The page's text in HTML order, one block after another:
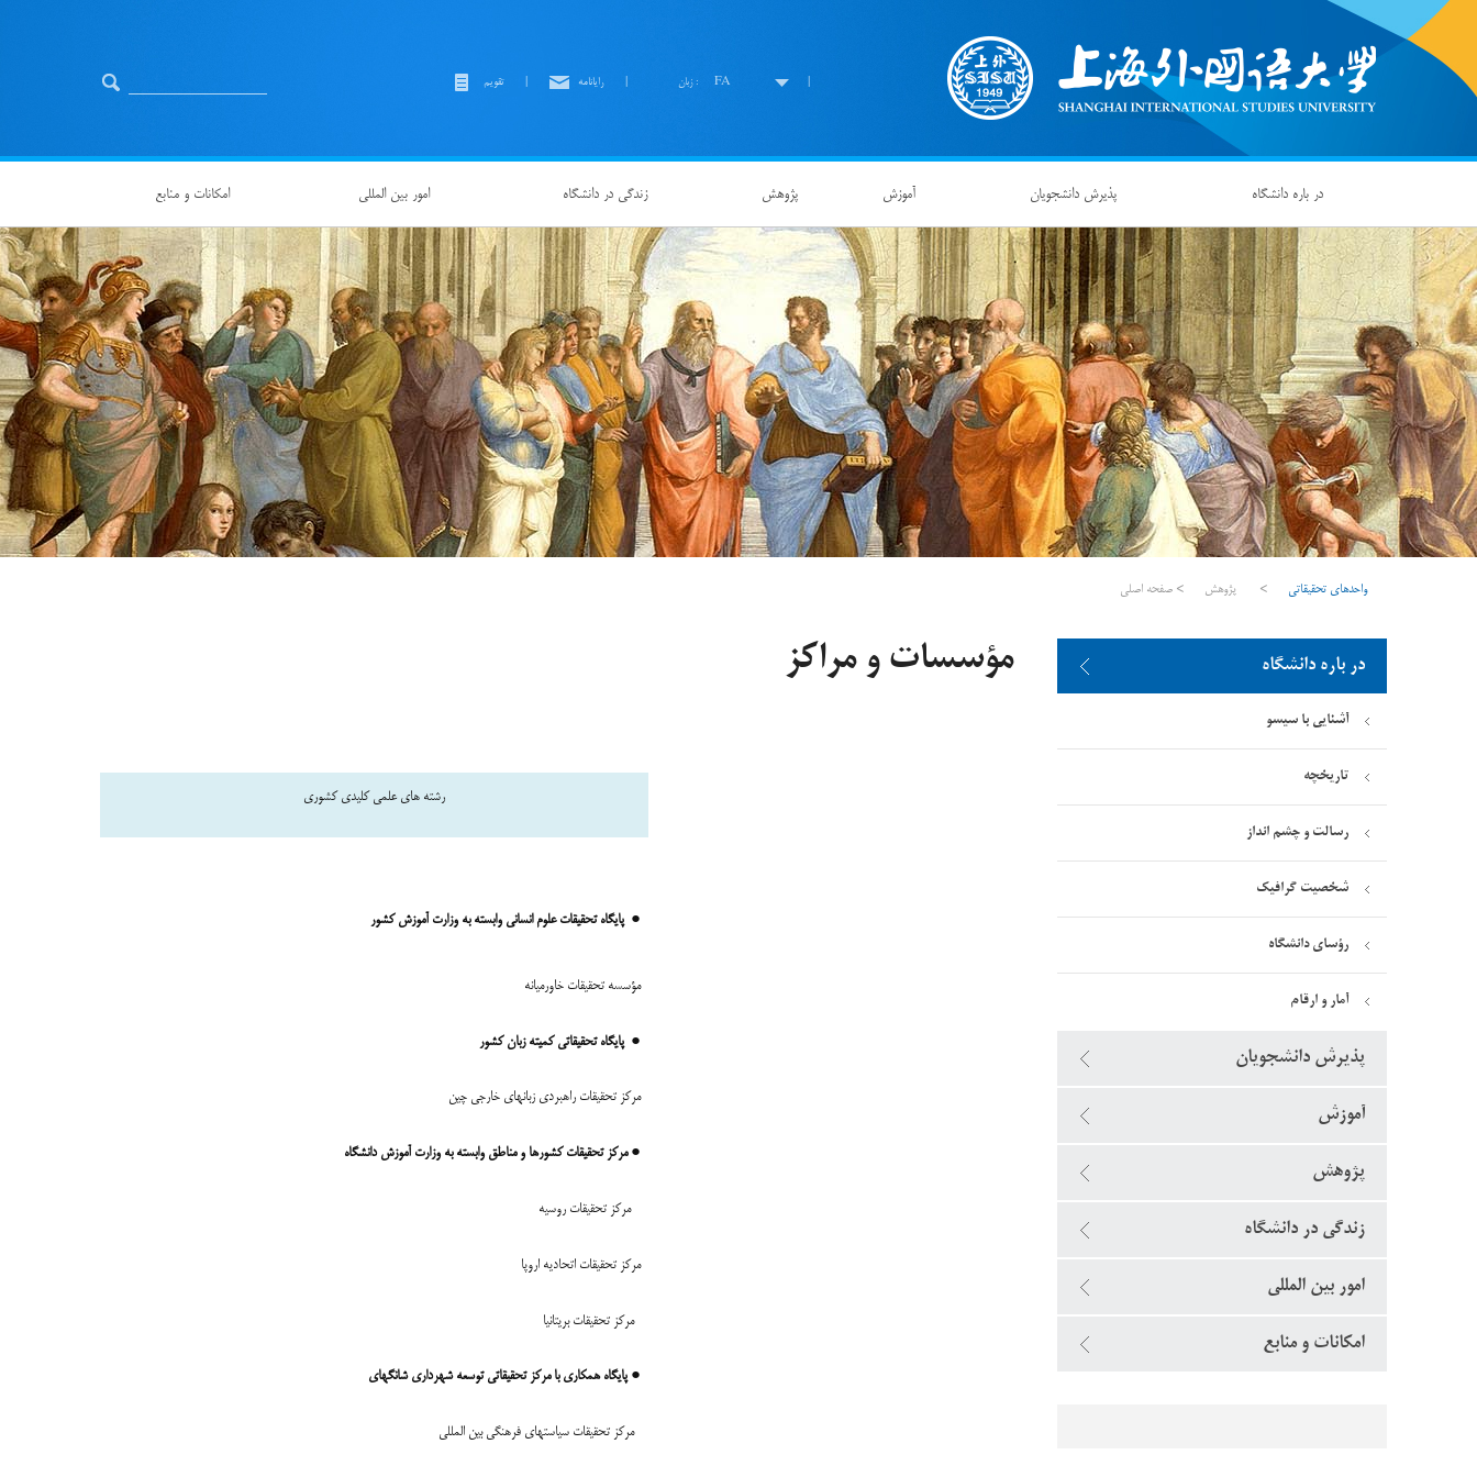
زبان : FA رايانامه تقویم
امکانات و منابع امور بین المللی زندگی در دانشگاه پژوهش آموزش پذیرش دانشجویان در باره دانشگاه
واحدهای تحقیقاتی > پژوهش > صفحه اصلی
در باره دانشگاه
آشنایی با سیسو
تاریخچه
رسالت و چشم انداز
شخصیت گرافیک
رؤسای دانشگاه
آمار و ارقام
پذیرش دانشجویان
آموزش
پژوهش
زندگی در دانشگاه
امور بین المللی
امکانات و منابع
مؤسسات و مراکز
رشته های علمی کلیدی کشوری
● پایگاه تحقیقات علوم انسانی وابسته به وزارت آموزش کشور
مؤسسه تحقیقات خاورمیانه
● پایگاه تحقیقاتی کمیته زبان کشور
مرکز تحقیقات راهبردی زبانهای خارجی چین
● مرکز تحقیقات کشورها و مناطق وابسته به وزارت آموزش دانشگاه
مرکز تحقیقات روسیه
مرکز تحقیقات اتحادیه اروپا
مرکز تحقیقات بریتانیا
●پایگاه همکاری با مرکز تحقیقاتی توسعه شهرداری شانگهای
مرکز تحقیقات سیاستهای فرهنگی بین المللی